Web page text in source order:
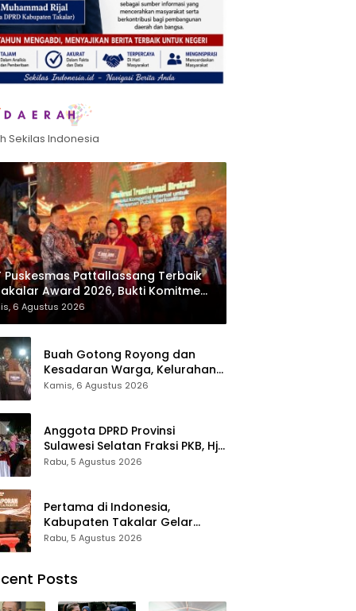
Sekilas Indonesia
Puskesmas Pattallassang Terbaik
Award 2026, Bukti Komitmen
Pelayanan Kesehatan
6 Agustus 2026
Buah Gotong Royong dan
Kesadaran Warga, Kelurahan
Patte’ne Menjadi Bintang
Kamis, 6 Agustus 2026
Anggota DPRD Provinsi
Sulawesi Selatan Fraksi PKB, Hj.
Fadilah Fahriana Hadiri Dan
Pengabdian Melalui Malam
Apresiasi dan Inovasi Award
2026
Rabu, 5 Agustus 2026
Pertama di Indonesia,
Kabupaten Takalar Gelar
Malam Apresiasi dan Inovasi
Publik Berprestasi
Rabu, 5 Agustus 2026
Posts